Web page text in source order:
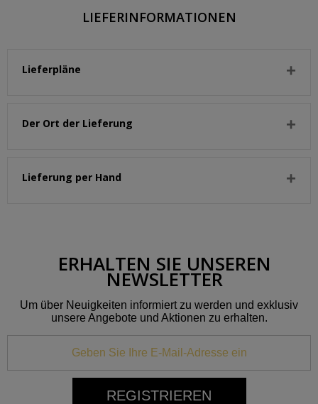
LIEFERINFORMATIONEN
Lieferpläne
Der Ort der Lieferung
Lieferung per Hand
ERHALTEN SIE UNSEREN
NEWSLETTER
Um über Neuigkeiten informiert zu werden und exklusiv
unsere Angebote und Aktionen zu erhalten.
REGISTRIEREN